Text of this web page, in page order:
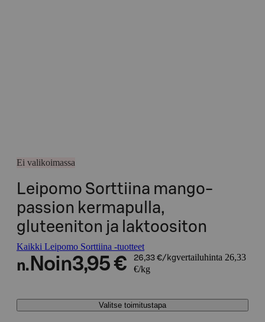
Ei valikoimassa
Leipomo Sorttiina mango-
passion kermapulla,
gluteeniton ja laktoositon
Kaikki Leipomo Sorttiina -tuotteet
n. Noin3,95 € 26,33 €/kgvertailuhinta 26,33
€/kg
Valitse toimitustapa